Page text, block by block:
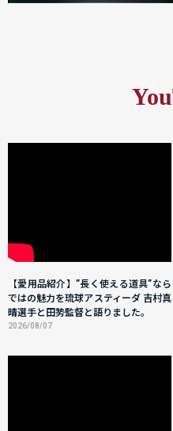
【愛用品紹介】”長く使える道具”なら
ではの魅力を琉球アスティーダ 吉村真
晴選手と田㔟監督と語りました。
2026/08/07